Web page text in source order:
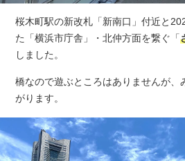
桜木町駅の新改札「新南口」付近と
た「横浜市庁舎」・北仲方面を繋ぐ「
しました。
橋なので遊ぶところはありませんが、
がります。